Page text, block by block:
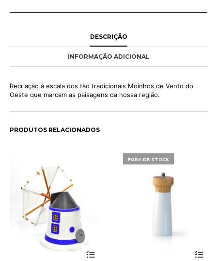
DESCRIÇÃO
INFORMAÇÃO ADICIONAL
Recriação à escala dos tão tradicionais Moinhos de Vento do
Oeste que marcam as paisagens da nossa região.
PRODUTOS RELACIONADOS
FORA DE STOCK